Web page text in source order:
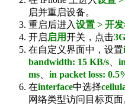
启并重启设备。
重启后进入设置 > 开
开启启用开关，点击3G
在自定义界面中，设置
bandwidth: 15 KB/s
ms
in packet loss:
在interface中选择
网络类型访问目标页面